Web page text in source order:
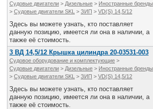
Судовые двигатели > Дизельные > Иностранные бренды
> Судовые двигатели SKL > ЗИП > VD(S) 14,5/12
Здесь вы можете узнать, кто поставляет
данную позицию, имеется ли она в наличии, а
также её стоимость.
3 ВД 14,5/12 Крышка цилиндра 20-03531-003
Судовое оборудование и комплектующие >
Судовые двигатели > Дизельные > Иностранные бренды
> Судовые двигатели SKL > ЗИП > VD(S) 14,5/12
Здесь вы можете узнать, кто поставляет
данную позицию, имеется ли она в наличии, а
также её стоимость.